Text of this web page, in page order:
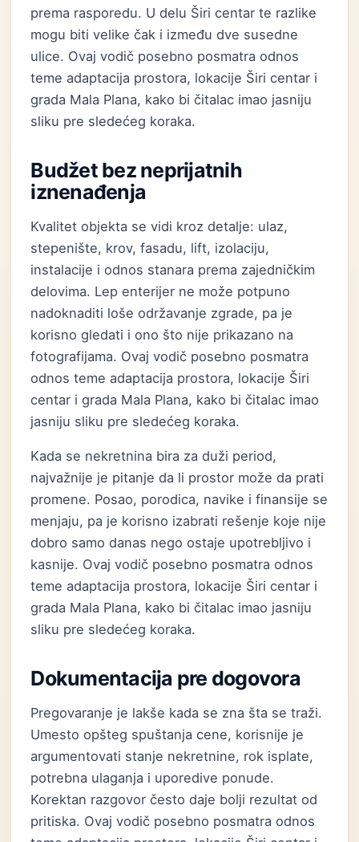
prema rasporedu. U delu Širi centar te razlike
mogu biti velike čak i između dve susedne
ulice. Ovaj vodič posebno posmatra odnos
teme adaptacija prostora, lokacije Širi centar i
grada Mala Plana, kako bi čitalac imao jasniju
sliku pre sledećeg koraka.
Budžet bez neprijatnih
iznenađenja
Kvalitet objekta se vidi kroz detalje: ulaz,
stepenište, krov, fasadu, lift, izolaciju,
instalacije i odnos stanara prema zajedničkim
delovima. Lep enterijer ne može potpuno
nadoknaditi loše održavanje zgrade, pa je
korisno gledati i ono što nije prikazano na
fotografijama. Ovaj vodič posebno posmatra
odnos teme adaptacija prostora, lokacije Širi
centar i grada Mala Plana, kako bi čitalac imao
jasniju sliku pre sledećeg koraka.
Kada se nekretnina bira za duži period,
najvažnije je pitanje da li prostor može da prati
promene. Posao, porodica, navike i finansije se
menjaju, pa je korisno izabrati rešenje koje nije
dobro samo danas nego ostaje upotrebljivo i
kasnije. Ovaj vodič posebno posmatra odnos
teme adaptacija prostora, lokacije Širi centar i
grada Mala Plana, kako bi čitalac imao jasniju
sliku pre sledećeg koraka.
Dokumentacija pre dogovora
Pregovaranje je lakše kada se zna šta se traži.
Umesto opšteg spuštanja cene, korisnije je
argumentovati stanje nekretnine, rok isplate,
potrebna ulaganja i uporedive ponude.
Korektan razgovor često daje bolji rezultat od
pritiska. Ovaj vodič posebno posmatra odnos